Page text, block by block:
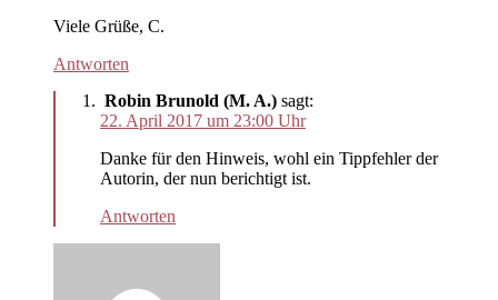
Viele Grüße, C.
Antworten
Robin Brunold (M. A.) sagt:
22. April 2017 um 23:00 Uhr
Danke für den Hinweis, wohl ein Tippfehler der
Autorin, der nun berichtigt ist.
Antworten